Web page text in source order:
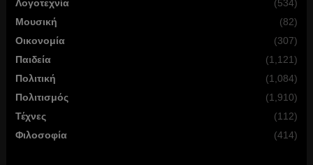
Λογοτεχνία
(534)
Μουσική
(82)
Οικονομία
(307)
Παιδεία
(1,121)
Πολιτική
(1,084)
Πολιτισμός
(1,910)
Τέχνες
(112)
Φιλοσοφία
(414)